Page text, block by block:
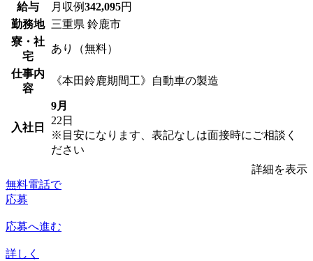
給与 月収例342,095円
勤務地 三重県 鈴鹿市
寮・社
宅
あり（無料）
仕事内
容
《本田鈴鹿期間工》自動車の製造
入社日
9月
22日
※目安になります、表記なしは面接時にご相談く
ださい
詳細を表示
無料電話で
応募
応募へ進む
詳しく